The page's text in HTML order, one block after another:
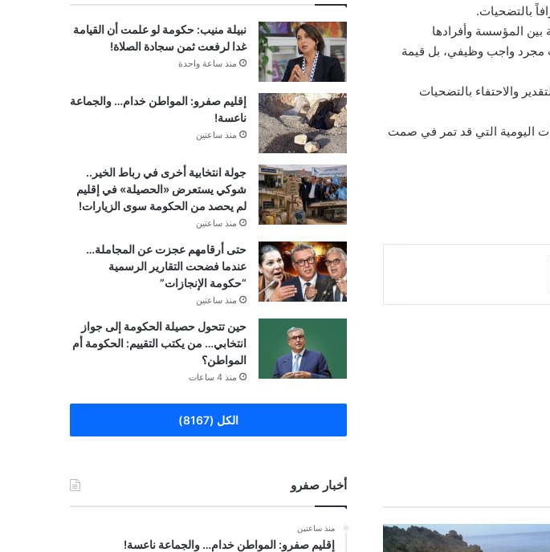
بالتضحيات.
بين المؤسسة وأفرادها
مجرد واجب وظيفي، بل قيمة
والاحتفاء بالتضحيات
اليومية التي قد تمر في صمت
طباعة
نبيلة منيب: حكومة لو علمت أن القيامة
غدا لرفعت ثمن سجادة الصلاة!
منذ ساعة واحدة
إقليم صفرو: المواطن خدام… والجماعة
ناعسة!
منذ ساعتين
جولة انتخابية أخرى في رباط الخير..
شوكي يستعرض «الحصيلة» في إقليم
لم يحصد من الحكومة سوى الزيارات!
منذ ساعتين
حتى أرقامهم عجزت عن المجاملة…
عندما فضحت التقارير الرسمية
“حكومة الإنجازات”
منذ ساعتين
حين تتحول حصيلة الحكومة إلى جواز
انتخابي… من يكتب التقييم: الحكومة أم
المواطن؟
منذ 4 ساعات
الكل (8167)
أخبار صفرو
منذ ساعتين
إقليم صفرو: المواطن خدام… والجماعة ناعسة!